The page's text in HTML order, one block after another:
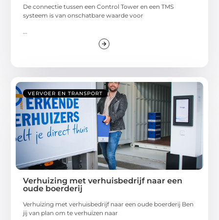
De connectie tussen een Control Tower en een TMS
systeem is van onschatbare waarde voor
VERVOER EN TRANSPORT
Verhuizing met verhuisbedrijf naar een
oude boerderij
Verhuizing met verhuisbedrijf naar een oude boerderij Ben
jij van plan om te verhuizen naar